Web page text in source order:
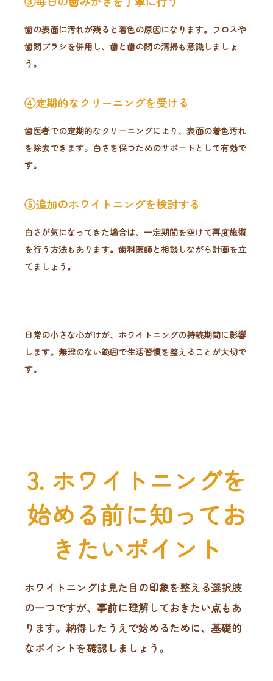
歯の表面に汚れが残ると着色の原因になります。フロスや
歯間ブラシを併用し、歯と歯の間の清掃も意識しましょ
う。
④定期的なクリーニングを受ける
歯医者での定期的なクリーニングにより、表面の着色汚れ
を除去できます。白さを保つためのサポートとして有効で
す。
⑤追加のホワイトニングを検討する
白さが気になってきた場合は、一定期間を空けて再度施術
を行う方法もあります。歯科医師と相談しながら計画を立
てましょう。
日常の小さな心がけが、ホワイトニングの持続期間に影響
します。無理のない範囲で生活習慣を整えることが大切で
す。
3. ホワイトニングを
始める前に知ってお
きたいポイント
ホワイトニングは見た目の印象を整える選択肢
の一つですが、事前に理解しておきたい点もあ
ります。納得したうえで始めるために、基礎的
なポイントを確認しましょう。